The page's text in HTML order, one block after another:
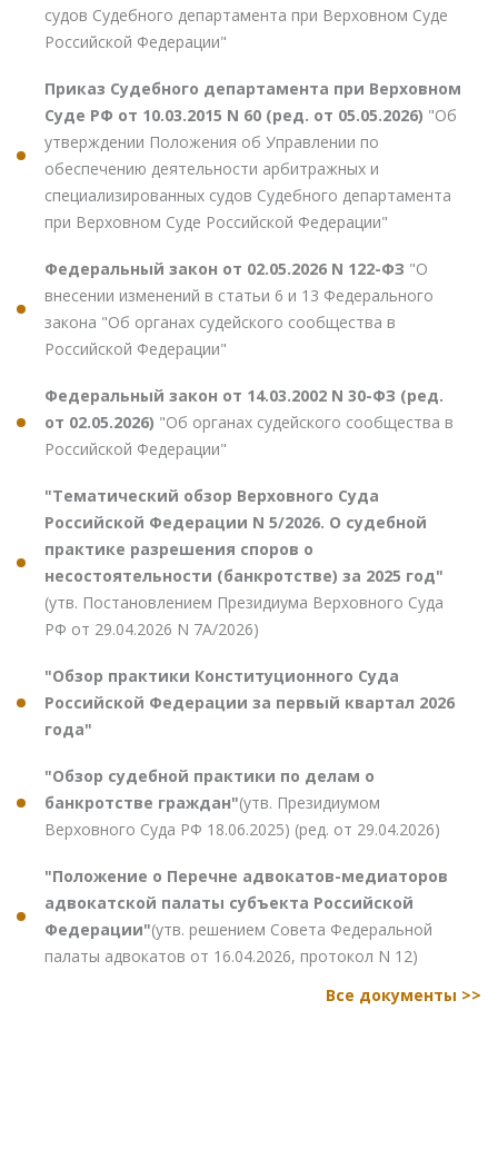
судов Судебного департамента при Верховном Суде
Российской Федерации"
Приказ Судебного департамента при Верховном
Суде РФ от 10.03.2015 N 60 (ред. от 05.05.2026) "Об
утверждении Положения об Управлении по
обеспечению деятельности арбитражных и
специализированных судов Судебного департамента
при Верховном Суде Российской Федерации"
Федеральный закон от 02.05.2026 N 122-ФЗ "О
внесении изменений в статьи 6 и 13 Федерального
закона "Об органах судейского сообщества в
Российской Федерации"
Федеральный закон от 14.03.2002 N 30-ФЗ (ред.
от 02.05.2026) "Об органах судейского сообщества в
Российской Федерации"
"Тематический обзор Верховного Суда
Российской Федерации N 5/2026. О судебной
практике разрешения споров о
несостоятельности (банкротстве) за 2025 год"
(утв. Постановлением Президиума Верховного Суда
РФ от 29.04.2026 N 7А/2026)
"Обзор практики Конституционного Суда
Российской Федерации за первый квартал 2026
года"
"Обзор судебной практики по делам о
банкротстве граждан"(утв. Президиумом
Верховного Суда РФ 18.06.2025) (ред. от 29.04.2026)
"Положение о Перечне адвокатов-медиаторов
адвокатской палаты субъекта Российской
Федерации"(утв. решением Совета Федеральной
палаты адвокатов от 16.04.2026, протокол N 12)
Все документы >>